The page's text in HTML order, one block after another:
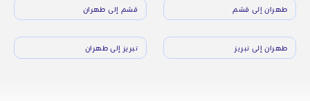
طهران إلى قشم قشم إلى طهران
طهران إلى تبريز تبريز إلى طهران